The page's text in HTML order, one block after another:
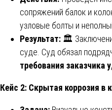
сопряжений балок и
узловые болты и
Результат: 🏛️
суде. Суд обязал
требования заказчика
Кейс 2: Скрытая коррозия в